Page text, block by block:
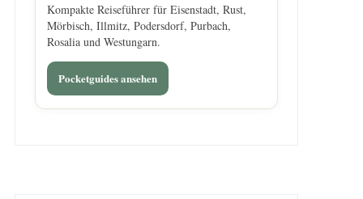
Kompakte Reiseführer für Eisenstadt, Rust,
Mörbisch, Illmitz, Podersdorf, Purbach,
Rosalia und Westungarn.
Pocketguides ansehen